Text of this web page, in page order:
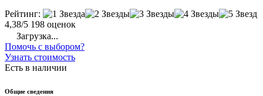
Рейтинг:
4,38/5 198 оценок
Загрузка...
Помочь с выбором?
Узнать стоимость
Есть в наличии
Общие сведения